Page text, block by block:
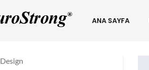
ANA SAYFA
Design